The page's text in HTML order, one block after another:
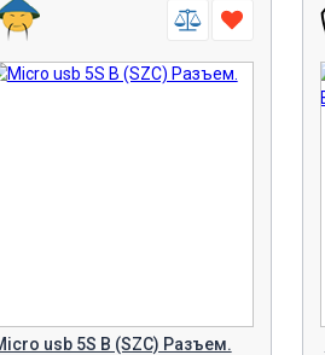
usb 5S B (SZC) Разъем.